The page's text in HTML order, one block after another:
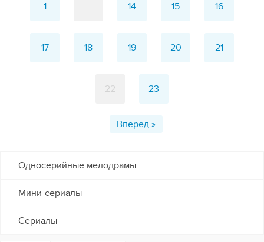
1 14 15 16
17 18 19 20 21
22 23
Вперед »
Односерийные мелодрамы
Мини-сериалы
Сериалы